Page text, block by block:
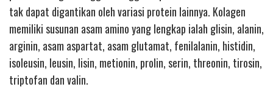
tak dapat digantikan oleh variasi protein lainnya. Kolagen
memiliki susunan asam amino yang lengkap ialah glisin, alanin,
arginin, asam aspartat, asam glutamat, fenilalanin, histidin,
isoleusin, leusin, lisin, metionin, prolin, serin, threonin, tirosin,
triptofan dan valin.